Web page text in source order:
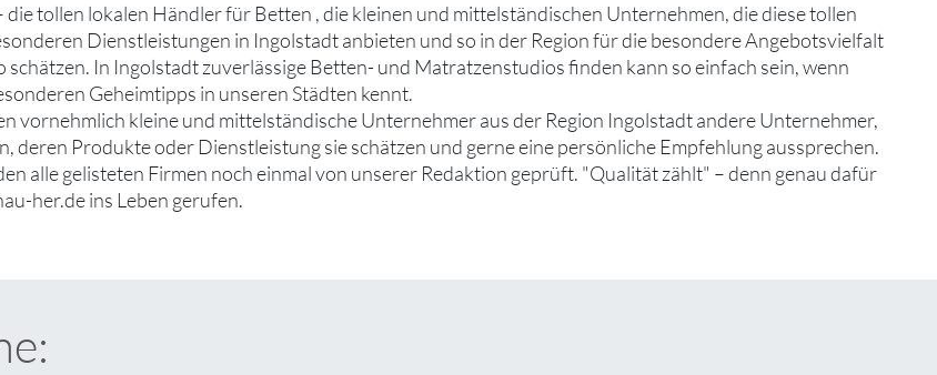
die tollen lokalen Händler für Betten , die kleinen und mittelständischen Unternehmen, die diese tollen
Dienstleistungen in Ingolstadt anbieten und so in der Region für die besondere Angebotsvielfalt
schätzen. In Ingolstadt zuverlässige Betten- und Matratzenstudios finden kann so einfach sein, wenn
Geheimtipps in unseren Städten kennt.
vornehmlich kleine und mittelständische Unternehmer aus der Region Ingolstadt andere Unternehmer,
deren Produkte oder Dienstleistung sie schätzen und gerne eine persönliche Empfehlung aussprechen.
alle gelisteten Firmen noch einmal von unserer Redaktion geprüft. "Qualität zählt" – denn genau dafür
her.de ins Leben gerufen.